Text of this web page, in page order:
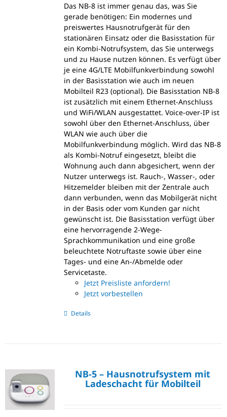
Das NB-8 ist immer genau das, was Sie
gerade benötigen: Ein modernes und
preiswertes Hausnotrufgerät für den
stationären Einsatz oder die Basisstation für
ein Kombi-Notrufsystem, das Sie unterwegs
und zu Hause nutzen können. Es verfügt über
je eine 4G/LTE Mobilfunkverbindung sowohl
in der Basisstation wie auch im neuen
Mobilteil R23 (optional). Die Basisstation NB-8
ist zusätzlich mit einem Ethernet-Anschluss
und WiFi/WLAN ausgestattet. Voice-over-IP ist
sowohl über den Ethernet-Anschluss, über
WLAN wie auch über die
Mobilfunkverbindung möglich. Wird das NB-8
als Kombi-Notruf eingesetzt, bleibt die
Wohnung auch dann abgesichert, wenn der
Nutzer unterwegs ist. Rauch-, Wasser-, oder
Hitzemelder bleiben mit der Zentrale auch
dann verbunden, wenn das Mobilgerät nicht
in der Basis oder vom Kunden gar nicht
gewünscht ist. Die Basisstation verfügt über
eine hervorragende 2-Wege-
Sprachkommunikation und eine große
beleuchtete Notruftaste sowie über eine
Tages- und eine An-/Abmelde oder
Servicetaste.
Jetzt Preisliste anfordern!
Jetzt vorbestellen
Details
NB-5 – Hausnotrufsystem mit
Ladeschacht für Mobilteil